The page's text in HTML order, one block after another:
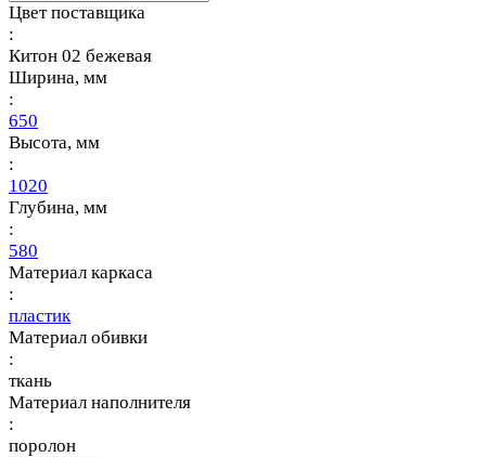
Цвет поставщика
:
Китон 02 бежевая
Ширина, мм
:
650
Высота, мм
:
1020
Глубина, мм
:
580
Материал каркаса
:
пластик
Материал обивки
:
ткань
Материал наполнителя
:
поролон